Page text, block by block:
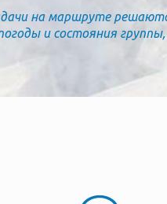
на маршруте
и состояния